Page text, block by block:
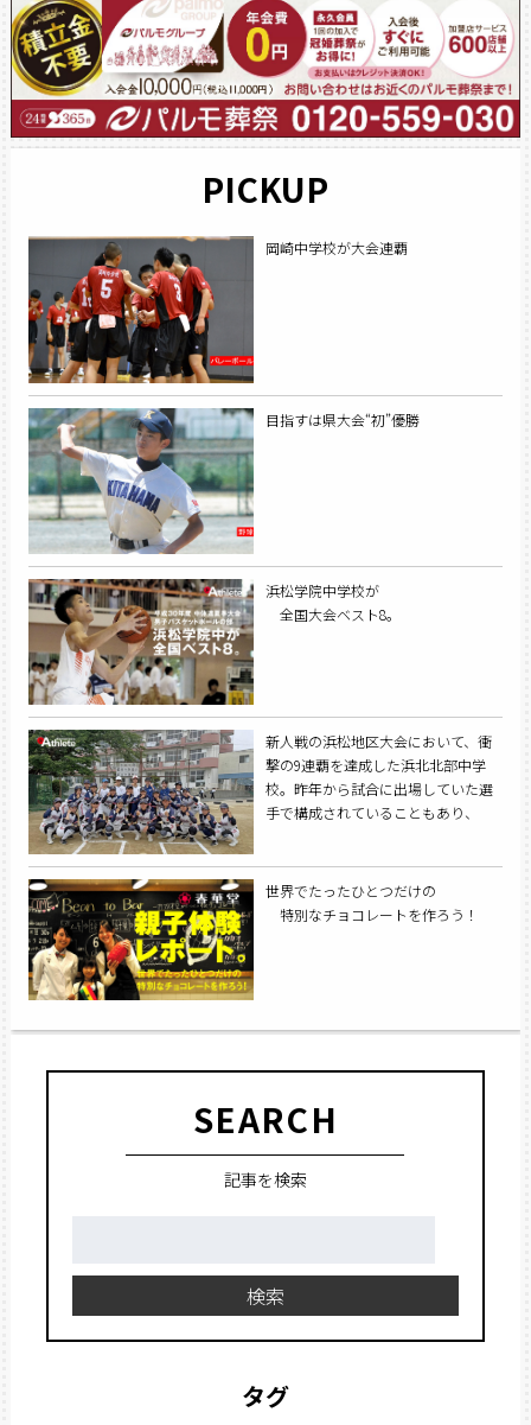
PICKUP
岡崎中学校が大会連覇
目指すは県大会“初”優勝
浜松学院中学校が
全国大会ベスト8。
新人戦の浜松地区大会において、衝
撃の9連覇を達成した浜北北部中学
校。昨年から試合に出場していた選
手で構成されていることもあり、
時間は短く、攻撃時間は長く」を意
識した『繋ぐソフト』にさらなる磨
世界でたったひとつだけの
特別なチョコレートを作ろう！
SEARCH
記事を検索
検索
タグ